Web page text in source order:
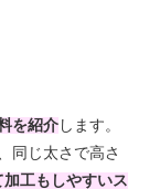
を紹介 します。
同じ太さで高さ
加工もしやすいス